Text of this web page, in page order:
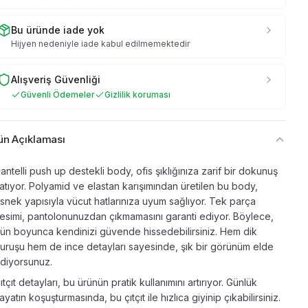
Bu üründe iade yok
Hijyen nedeniyle iade kabul edilmemektedir
Alışveriş Güvenliği
Güvenli Ödemeler Gizlilik koruması
Açıklaması
push up destekli body, ofis şıklığınıza zarif bir dokunuş
Polyamid ve elastan karışımından üretilen bu body,
yapısıyla vücut hatlarınıza uyum sağlıyor. Tek parça
pantolonunuzdan çıkmamasını garanti ediyor. Böylece,
boyunca kendinizi güvende hissedebilirsiniz. Hem dik
hem de ince detayları sayesinde, şık bir görünüm elde
detayları, bu ürünün pratik kullanımını artırıyor. Günlük
koşuşturmasında, bu çıtçıt ile hızlıca giyinip çıkabilirsiniz.